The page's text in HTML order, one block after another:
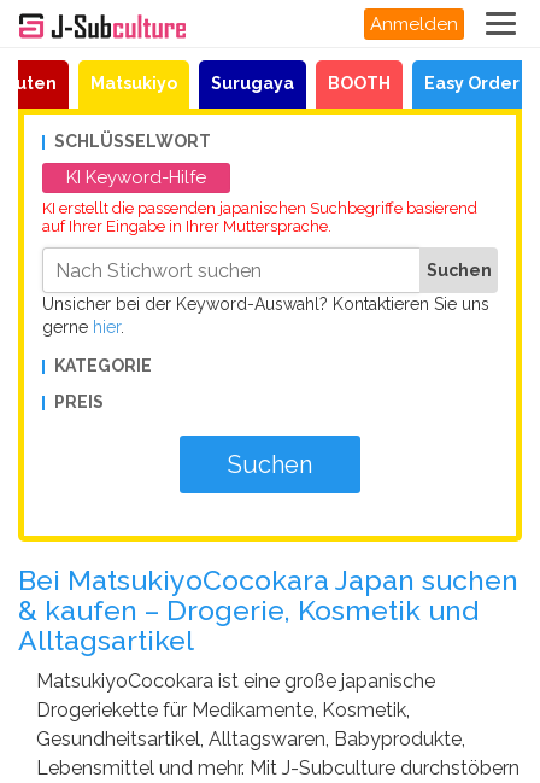
Anmelden
Matsukiyo Surugaya BOOTH Easy Order
SCHLÜSSELWORT
KI Keyword-Hilfe
KI erstellt die passenden japanischen Suchbegriffe basierend
auf Ihrer Eingabe in Ihrer Muttersprache.
Unsicher bei der Keyword-Auswahl? Kontaktieren Sie uns
gerne hier.
KATEGORIE
PREIS
Bei MatsukiyoCocokara Japan suchen
& kaufen – Drogerie, Kosmetik und
Alltagsartikel
MatsukiyoCocokara ist eine große japanische
Drogeriekette für Medikamente, Kosmetik,
Gesundheitsartikel, Alltagswaren, Babyprodukte,
Lebensmittel und mehr. Mit J-Subculture durchstöbern